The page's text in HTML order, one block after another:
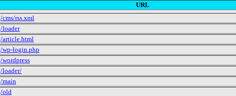
URL
/cms/rss.xml
/loader
/article.html
/wp-login.php
/wordpress
/loader/
/main
/old